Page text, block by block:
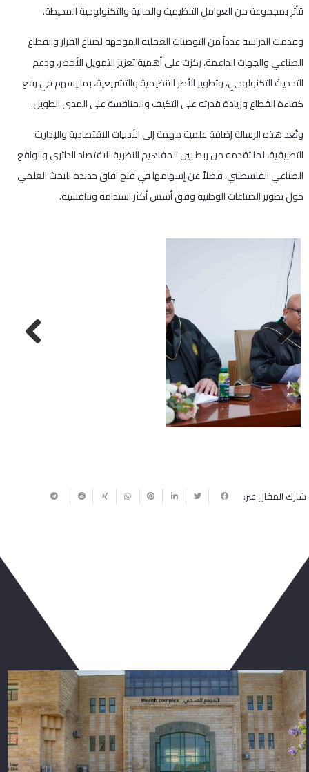
تتأثر بمجموعة من العوامل التنظيمية والمالية والتكنولوجية المحيطة.
وقدمت الدراسة عدداً من التوصيات العملية الموجهة لصناع القرار والقطاع
الصناعي والجهات الداعمة، ركزت على أهمية تعزيز التمويل الأخضر، ودعم
التحديث التكنولوجي، وتطوير الأطر التنظيمية والتشريعية، بما يسهم في رفع
كفاءة القطاع وزيادة قدرته على التكيف والمنافسة على المدى الطويل.
وتُعد هذه الرسالة إضافة علمية مهمة إلى الأدبيات الاقتصادية والإدارية
التطبيقية، لما تقدمه من ربط بين المفاهيم النظرية للاقتصاد الدائري والواقع
الصناعي الفلسطيني، فضلاً عن إسهامها في فتح آفاق جديدة للبحث العلمي
حول تطوير الصناعات الوطنية وفق أسس أكثر استدامة وتنافسية.
Previous
شارك المقال عبر: